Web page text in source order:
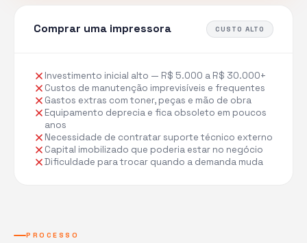
Comprar uma impressora CUSTO ALTO
Investimento inicial alto — R$ 5.000 a R$ 30.000+
Custos de manutenção imprevisíveis e frequentes
Gastos extras com toner, peças e mão de obra
Equipamento deprecia e fica obsoleto em poucos
anos
Necessidade de contratar suporte técnico externo
Capital imobilizado que poderia estar no negócio
Dificuldade para trocar quando a demanda muda
PROCESSO